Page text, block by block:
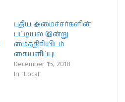
புதிய அமைச்சர்களின்
பட்டியல் இன்று
மைத்திரியிடம்
கையளிப்பு!
December 15, 2018
In "Local"